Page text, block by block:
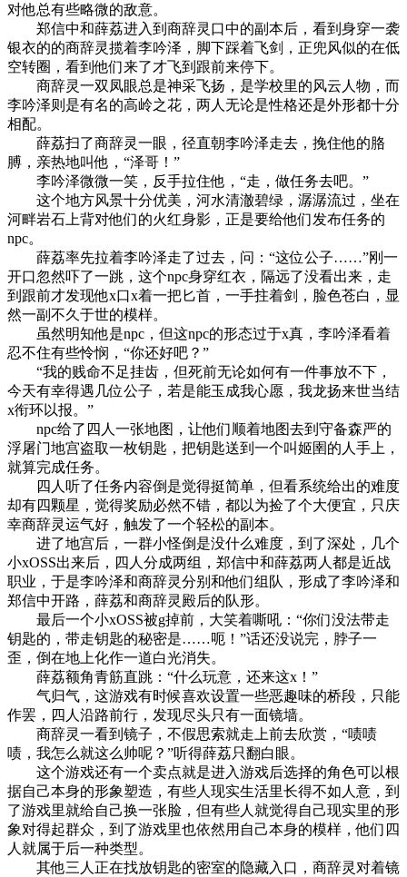
对他总有些略微的敌意。
郑信中和薛荔进入到商辞灵口中的副本后，看到身穿一袭
银衣的的商辞灵揽着李吟泽，脚下踩着飞剑，正兜风似的在低
空转圈，看到他们来了才飞到跟前来停下。
商辞灵一双凤眼总是神采飞扬，是学校里的风云人物，而
李吟泽则是有名的高岭之花，两人无论是性格还是外形都十分
相配。
薛荔扫了商辞灵一眼，径直朝李吟泽走去，挽住他的胳
膊，亲热地叫他，“泽哥！”
李吟泽微微一笑，反手拉住他，“走，做任务去吧。”
这个地方风景十分优美，河水清澈碧绿，潺潺流过，坐在
河畔岩石上背对他们的火红身影，正是要给他们发布任务的
npc。
薛荔率先拉着李吟泽走了过去，问：“这位公子……”刚一
开口忽然吓了一跳，这个npc身穿红衣，隔远了没看出来，走
到跟前才发现他x口x着一把匕首，一手拄着剑，脸色苍白，显
然一副不久于世的模样。
虽然明知他是npc，但这npc的形态过于x真，李吟泽看着
忍不住有些怜悯，“你还好吧？”
“我的贱命不足挂齿，但死前无论如何有一件事放不下，
今天有幸得遇几位公子，若是能玉成我心愿，我龙扬来世当结
x衔环以报。”
npc给了四人一张地图，让他们顺着地图去到守备森严的
浮屠门地宫盗取一枚钥匙，把钥匙送到一个叫姬圉的人手上，
就算完成任务。
四人听了任务内容倒是觉得挺简单，但看系统给出的难度
却有四颗星，觉得奖励必然不错，都以为捡了个大便宜，只庆
幸商辞灵运气好，触发了一个轻松的副本。
进了地宫后，一群小怪倒是没什么难度，到了深处，几个
小xOSS出来后，四人分成两组，郑信中和薛荔两人都是近战
职业，于是李吟泽和商辞灵分别和他们组队，形成了李吟泽和
郑信中开路，薛荔和商辞灵殿后的队形。
最后一个小xOSS被g掉前，大笑着嘶吼：“你们没法带走
钥匙的，带走钥匙的秘密是……呃！”话还没说完，脖子一
歪，倒在地上化作一道白光消失。
薛荔额角青筋直跳：“什么玩意，还来这x！”
气归气，这游戏有时候喜欢设置一些恶趣味的桥段，只能
作罢，四人沿路前行，发现尽头只有一面镜墙。
商辞灵一看到镜子，不假思索就走上前去欣赏，“啧啧
啧，我怎么就这么帅呢？”听得薛荔只翻白眼。
这个游戏还有一个卖点就是进入游戏后选择的角色可以根
据自己本身的形象塑造，有些人现实生活里长得不如人意，到
了游戏里就给自己换一张脸，但有些人就觉得自己现实里的形
象对得起群众，到了游戏里也依然用自己本身的模样，他们四
人就属于后一种类型。
其他三人正在找放钥匙的密室的隐藏入口，商辞灵对着镜